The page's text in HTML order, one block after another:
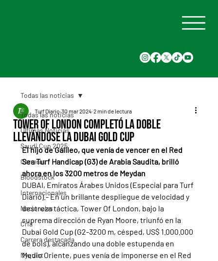
Todas las noticias
Últimas Noticias
Saudi Cup 2025
Carreras
Bloodstock
Internacionales
Nacionales
Cria
Carrera destacada
Nyquist
Todas las noticias
Tower of London completó la doble
llevándose la Dubai Gold Cup
Turf Diario 30 mar 2024 2 min de lectura
El hijo de Galileo, que venía de vencer en el Red
Sea Turf Handicap (G3) de Arabia Saudita, brilló
ahora en los 3200 metros de Meydan
DUBAI, Emiratos Árabes Unidos (Especial para Turf
Diario).- En un brillante despliegue de velocidad y
destreza táctica, Tower Of London, bajo la
suprema dirección de Ryan Moore, triunfó en la
Dubai Gold Cup (G2-3200 m, césped, US$ 1.000.000
de bols), alcanzando una doble estupenda en
Medio Oriente, pues venía de imponerse en el Red